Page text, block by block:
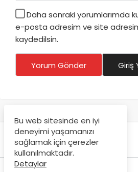
Daha sonraki yorumlarımda
e-posta adresim ve site
kaydedilsin.
Yorum Gönder Giriş
Bu web sitesinde en iyi
deneyimi yaşamanızı
sağlamak için çerezler
kullanılmaktadır.
Detaylar